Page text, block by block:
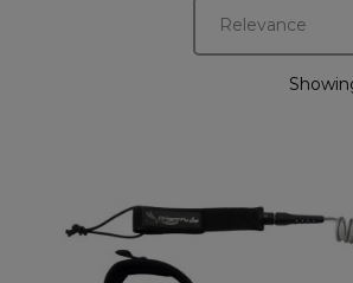
Relevance